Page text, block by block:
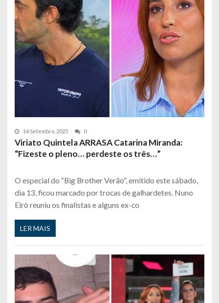
14 Setembro, 2025 0
Viriato Quintela ARRASA Catarina Miranda:
“Fizeste o pleno… perdeste os três…”
O especial do “Big Brother Verão”, emitido este sábado,
dia 13, ficou marcado por trocas de galhardetes. Nuno
Eiró reuniu os finalistas e alguns ex-co
LER MAIS